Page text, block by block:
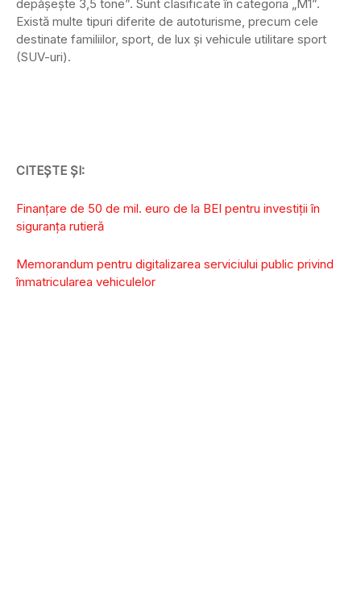
depășește 3,5 tone”. Sunt clasificate în categoria „M1”.
Există multe tipuri diferite de autoturisme, precum cele
destinate familiilor, sport, de lux și vehicule utilitare sport
(SUV-uri).
CITEȘTE ȘI:
Finanțare de 50 de mil. euro de la BEI pentru investiții în
siguranța rutieră
Memorandum pentru digitalizarea serviciului public privind
înmatricularea vehiculelor